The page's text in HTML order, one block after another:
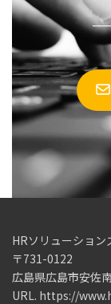
HRソリューション
〒731-0122
広島県広島市安佐
URL. https://